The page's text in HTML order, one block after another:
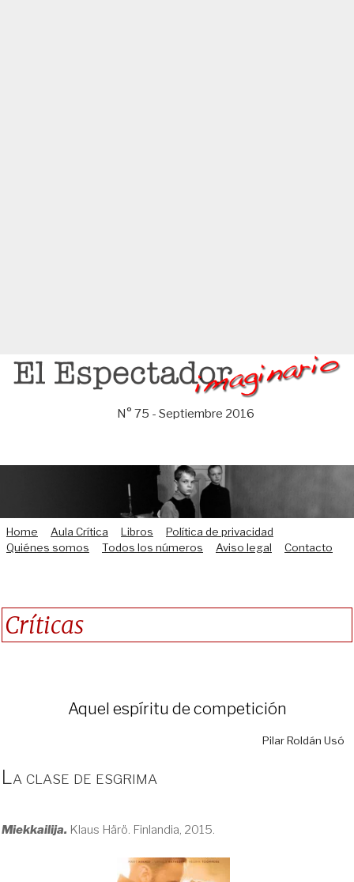
Saltar
N° 75 - Septiembre 2016
Home Aula Crítica Libros
Política de privacidad
Quiénes somos
Todos los números Aviso legal Contacto
Críticas
Aquel espíritu de competición
Pilar Roldán Usó
La clase de esgrima
Miekkailija. Klaus Härö. Finlandia, 2015.